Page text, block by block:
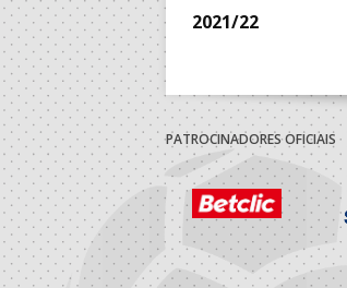
2021/22
A.A. Porto
A.A. Porto
A.A. Porto
PATROCINADORES OFICIAIS